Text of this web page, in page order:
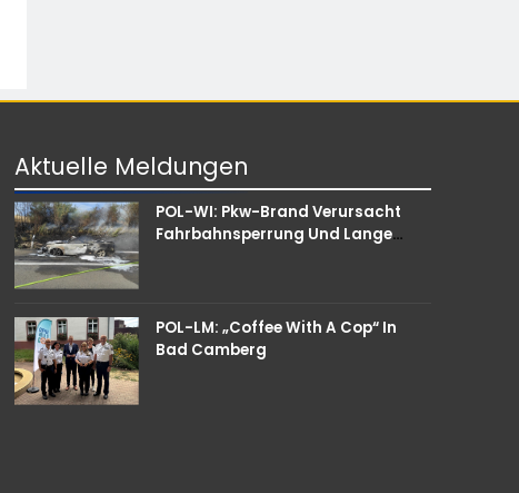
Aktuelle Meldungen
POL-WI: Pkw-Brand Verursacht
Fahrbahnsperrung Und Lange
POL-LM: „Coffee With A Cop“ In
Bad Camberg